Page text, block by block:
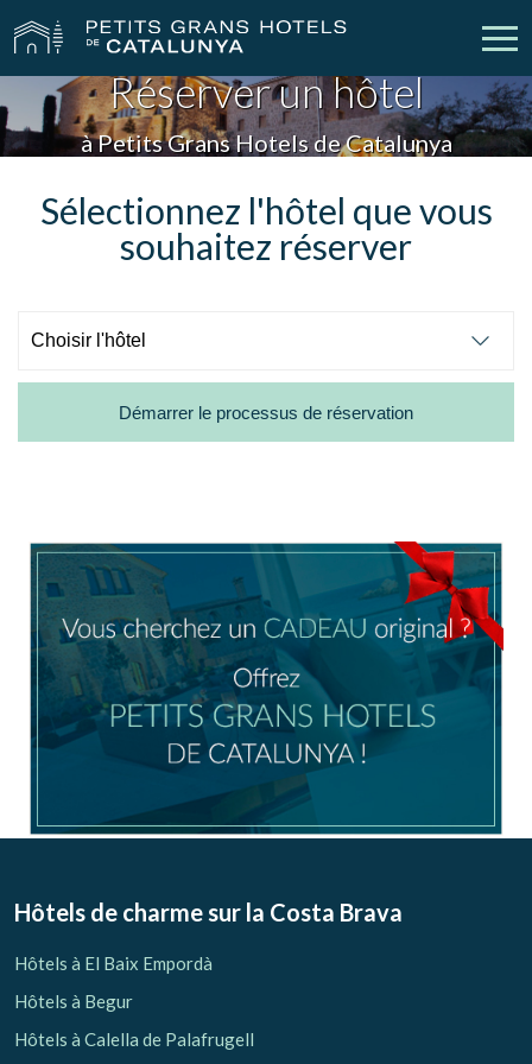
Nos Hôtels Escapades
Mariages
Chèques Cadeau Découvrez Catalogne
Location/nom de l'hôtel
CA ES EN
Réserver un hôtel
à Petits Grans Hotels de Catalunya
Sélectionnez l'hôtel que vous
souhaitez réserver
Démarrer le processus de réservation
Hôtels de charme sur la Costa Brava
Hôtels à El Baix Empordà
Hôtels à Begur
Hôtels à Calella de Palafrugell
Modifier les cookies
continuez à naviguer, vous acceptez leur installation.
pouvant, s'il le souhaite, empêcher leur installation sur son
action peut entraîner des difficultés de navigation sur le